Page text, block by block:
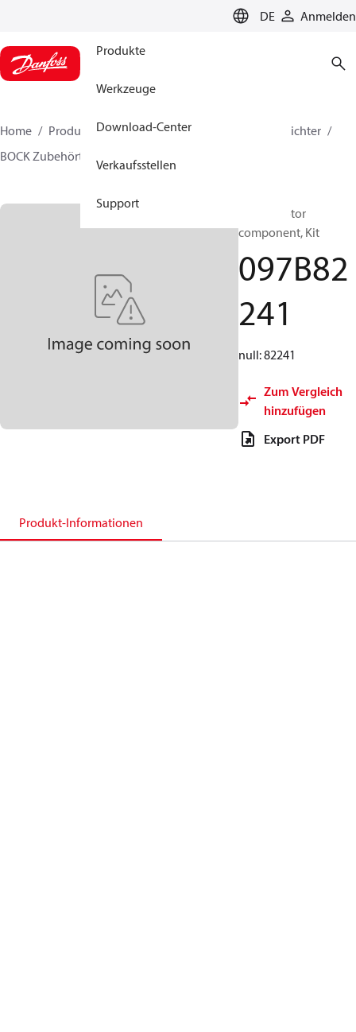
DE Anmelden
Produkte
Werkzeuge
Download-Center
Verkaufsstellen
Support
Home Produkte Lösung für Wärmetechnik
Verdichter
BOCK Zubehörteile
097B82241
BOCK, Motor
component, Kit
097B82
241
null: 82241
Zum Vergleich
hinzufügen
Export PDF
Produkt-Informationen